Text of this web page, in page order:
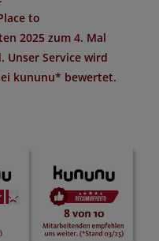
to
2025 zum 4. Mal
. Unser Service wird
kununu* bewertet.